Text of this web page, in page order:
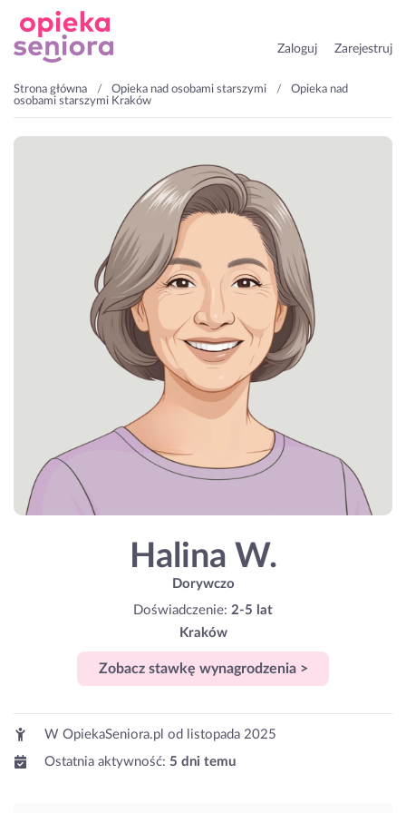
Zaloguj Zarejestruj
Strona główna Opieka nad osobami starszymi
Opieka nad
osobami starszymi Kraków
Halina W.
Dorywczo
Doświadczenie: 2-5 lat
Kraków
Zobacz stawkę wynagrodzenia >
W OpiekaSeniora.pl od
listopada 2025
Ostatnia aktywność: 5 dni temu